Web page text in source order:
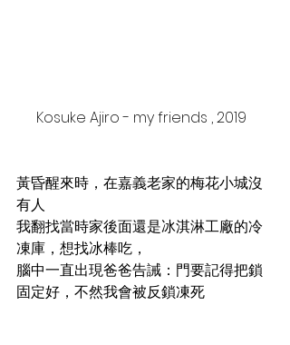
Kosuke Ajiro - my friends , 2019
黃昏醒來時，在嘉義老家的梅花小城沒
有人
我翻找當時家後面還是冰淇淋工廠的冷
凍庫，想找冰棒吃，
腦中一直出現爸爸告誡：門要記得把鎖
固定好，不然我會被反鎖凍死